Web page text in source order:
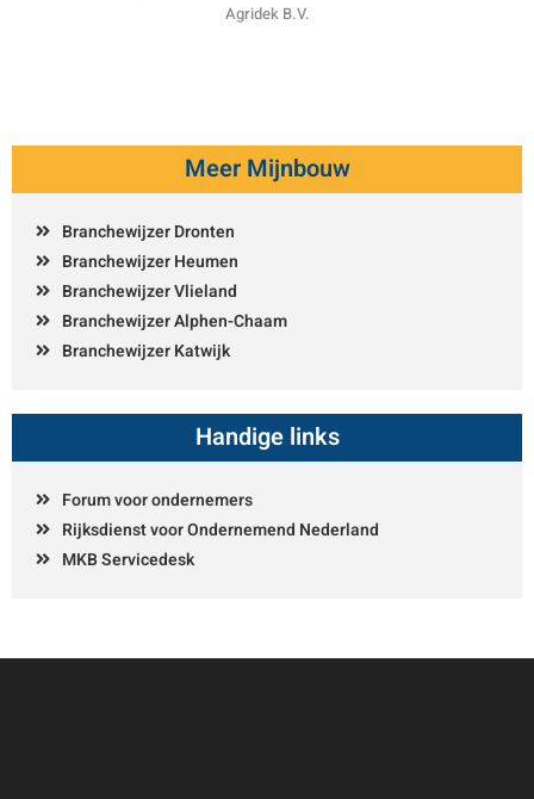
Agridek B.V.
Meer Mijnbouw
Branchewijzer Dronten
Branchewijzer Heumen
Branchewijzer Vlieland
Branchewijzer Alphen-Chaam
Branchewijzer Katwijk
Handige links
Forum voor ondernemers
Rijksdienst voor Ondernemend Nederland
MKB Servicedesk